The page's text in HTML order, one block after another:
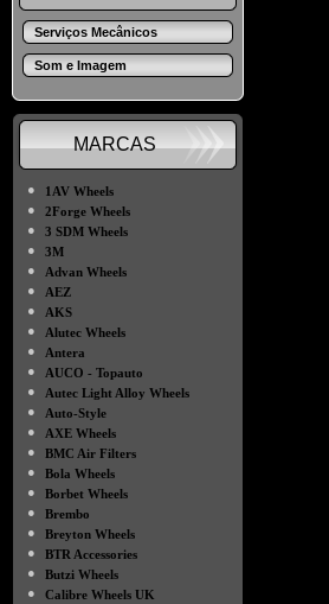
Serviços Mecânicos
Som e Imagem
MARCAS
●
1AV Wheels
●
2Forge Wheels
●
3 SDM Wheels
●
3M
●
Advan Wheels
●
AEZ
●
AKS
●
Alutec Wheels
●
Antera
●
AUCO - Topauto
●
Autec Light Alloy Wheels
●
Auto-Style
●
AXE Wheels
●
BMC Air Filters
●
Bola Wheels
●
Borbet Wheels
●
Brembo
●
Breyton Wheels
●
BTR Accessories
●
Butzi Wheels
●
Calibre Wheels UK